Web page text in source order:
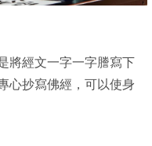
將經文一字一字謄寫下
心抄寫佛經，可以使身